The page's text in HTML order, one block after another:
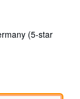
(5-star